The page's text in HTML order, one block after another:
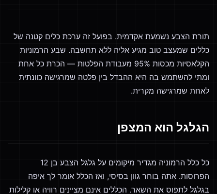
תורת הצבע נשמעת אקדמית. בפועל זה ערכת כלים קטנה של
כללים שמעצב טוב מגיע אליה ללא תחשבה. שבע הרמוניות
הקלאסיות מכסות 95% מעבודת הפלטות — הכרת כל אחת
ומתי להשתמש בה היא ההבדל בין פלטה שמרגישה כוונתית
לאחת שמרגישה מקרית.
הגלגל הוא המצפן
כל כלל הרמוניה מגדיר מיקומים על גלגל הצבע בן 12
הפרוסות. אתה בוחר גוון בסיסי, ואז הכלל אומר לך איפה
בגלגל לתפוס את השאר. הכללים אינם מציינים רוויה או קלילות